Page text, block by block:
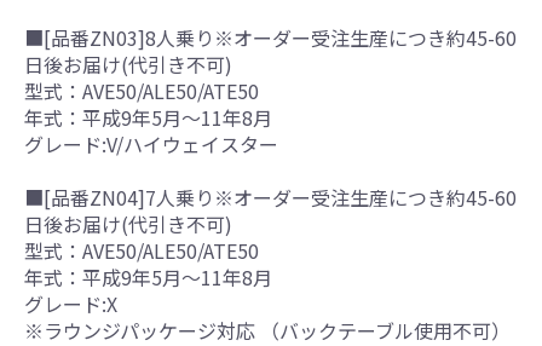
■[品番ZN03]8人乗り※オーダー受注生産につき約45-60
日後お届け(代引き不可)
型式：AVE50/ALE50/ATE50
年式：平成9年5月～11年8月
グレード:V/ハイウェイスター
■[品番ZN04]7人乗り※オーダー受注生産につき約45-60
日後お届け(代引き不可)
型式：AVE50/ALE50/ATE50
年式：平成9年5月～11年8月
グレード:X
※ラウンジパッケージ対応 （バックテーブル使用不可）